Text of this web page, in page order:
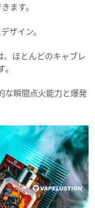
ます。
ザイン。
、ほとんどのキャブレ
な瞬間点火能力と爆発